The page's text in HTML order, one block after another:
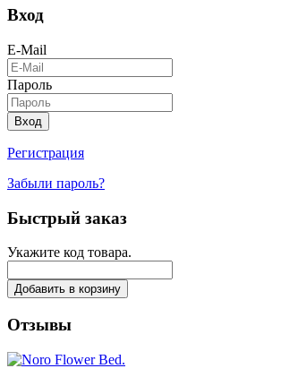
Вход
E-Mail
Пароль
Вход
Регистрация
Забыли пароль?
Быстрый заказ
Укажите код товара.
Добавить в корзину
Отзывы